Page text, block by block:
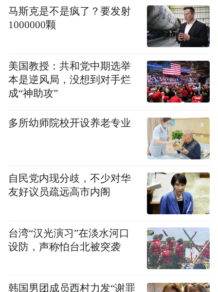
缘渡莲花灯流线型设计，灯身环保硅胶材
质，加高透光因子，使得灯光效果殊胜庄
严，防刮花工艺技术，让长久使用不变色。
防水，防摔工艺，更使得应用场景的便利
性，不再受天气环境影响。超长经济的续航
能力真正体现出节能环保的核心竞争力。
缘渡选择将莲花灯带来义卖，是希望通过产
品，激励学佛人坚定念佛的信念、激发念佛
的动力，从实修中树立起对佛法的信心。
在此向奉献爱心的缘渡致以敬意及感恩之
情，因为有你们慷慨的布施、坚定的同行，
未来我们将一如既往地秉承初心，做慈善事
业的行动者，爱心奉献的传播者！用慈悲之
心温暖世界。
马斯克是不是疯了？要发射
1000000颗
美国教授：共和党中期选举
本是逆风局，没想到对手烂
成“神助攻”
多所幼师院校开设养老专业
自民党内现分歧，不少对华
友好议员疏远高市内阁
台湾“汉光演习”在淡水河口
设防，声称怕台北被突袭
韩国男团成员西村力发“谢罪